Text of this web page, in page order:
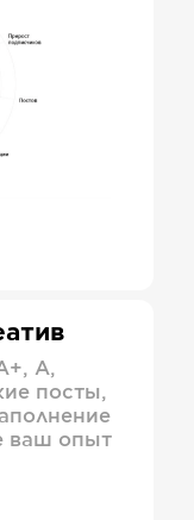
А,
посты,
ваш опыт